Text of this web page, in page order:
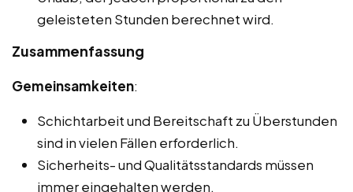
geleisteten Stunden berechnet wird.
Zusammenfassung
Gemeinsamkeiten:
Schichtarbeit und Bereitschaft zu Überstunden
sind in vielen Fällen erforderlich.
Sicherheits- und Qualitätsstandards müssen
immer eingehalten werden.